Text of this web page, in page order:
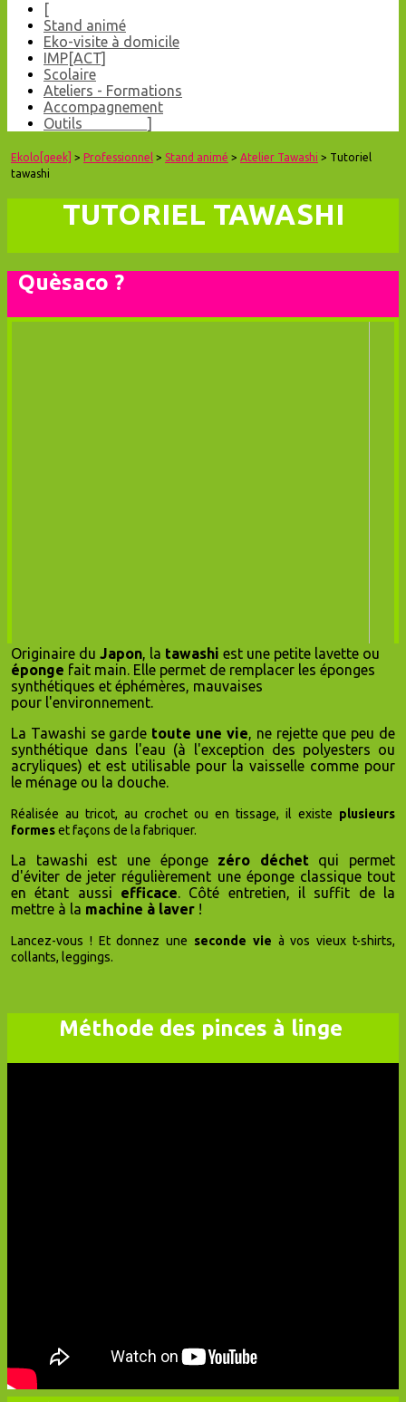
[
Stand animé
Eko-visite à domicile
IMP[ACT]
Scolaire
Ateliers - Formations
Accompagnement
Outils ]
Ekolo[geek] > Professionnel > Stand animé > Atelier Tawashi > Tutoriel
tawashi
TUTORIEL TAWASHI
Quèsaco ?
Originaire du Japon, la tawashi est une petite lavette ou
éponge fait main. Elle permet de remplacer les éponges
synthétiques et éphémères, mauvaises
pour l'environnement.
La Tawashi se garde toute une vie, ne rejette que peu de
synthétique dans l'eau (à l'exception des polyesters ou
acryliques) et est utilisable pour la vaisselle comme pour
le ménage ou la douche.
Réalisée au tricot, au crochet ou en tissage, il existe plusieurs
formeset façons de la fabriquer.
La tawashi est une éponge zéro déchet qui permet
d'éviter de jeter régulièrement une éponge classique tout
en étant aussi efficace. Côté entretien, il suffit de la
mettre à la machine à laver !
Lancez-vous ! Etdonnez une seconde vie à vos vieux t-shirts,
collants, leggings.
Méthode des pinces à linge